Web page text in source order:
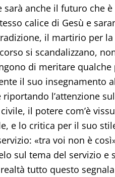
anche il futuro che
calice di Gesù e
il martirio per la
si scandalizzano,
di meritare
il suo insegnamento
l’attenzione
il potere com’è
e lo critica per il suo
«tra voi non è
sul tema del servizio
tutto questo